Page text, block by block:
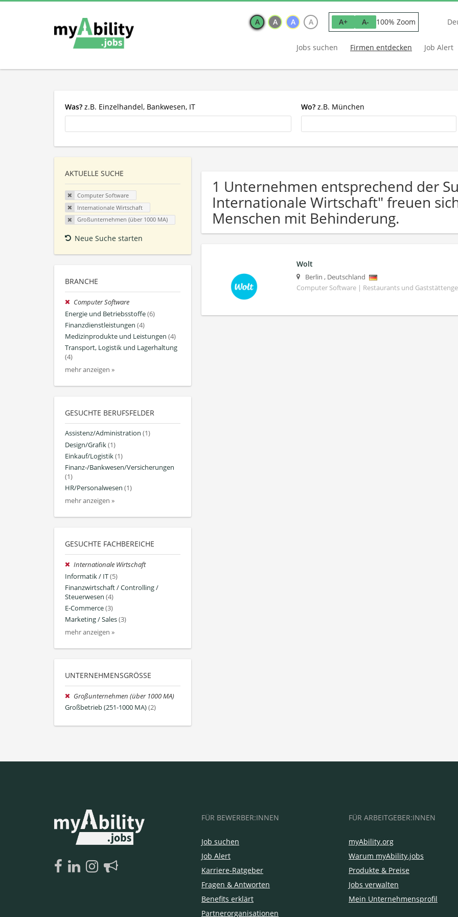
A A A A A+ A- 100% Zoom
Jobs suchen Firmen entdecken Job Alert
Was? z.B. Einzelhandel, Bankwesen, IT Wo? z.B. München
AKTUELLE SUCHE
Computer Software
Internationale Wirtschaft
Großunternehmen (über 1000 MA)
Neue Suche starten
BRANCHE
Computer Software
Energie und Betriebsstoffe(6)
Finanzdienstleistungen (4)
Medizinprodukte und Leistungen (4)
Transport, Logistik und Lagerhaltung
(4)
mehr anzeigen »
GESUCHTE BERUFSFELDER
Assistenz/Administration (1)
Design/Grafik(1)
Einkauf/Logistik(1)
Finanz-/Bankwesen/Versicherungen
(1)
HR/Personalwesen (1)
mehr anzeigen »
GESUCHTE FACHBEREICHE
Internationale Wirtschaft
Informatik / IT(5)
Finanzwirtschaft / Controlling /
Steuerwesen (4)
E-Commerce(3)
Marketing / Sales(3)
mehr anzeigen »
UNTERNEHMENSGRÖSSE
Großunternehmen (über 1000 MA)
Großbetrieb (251-1000 MA)(2)
1 Unternehmen entsprechend der
Internationale Wirtschaft" freuen
Menschen mit Behinderung.
Wolt
Berlin , Deutschland
Computer Software | Restaurants und
FÜR BEWERBER:INNEN
Job suchen
Job Alert
Karriere-Ratgeber
Fragen & Antworten
Benefits erklärt
Partnerorganisationen
FÜR ARBEITGEBER:INNEN
myAbility.org
Warum myAbility.jobs
Produkte & Preise
Jobs verwalten
Mein Unternehmensprofil